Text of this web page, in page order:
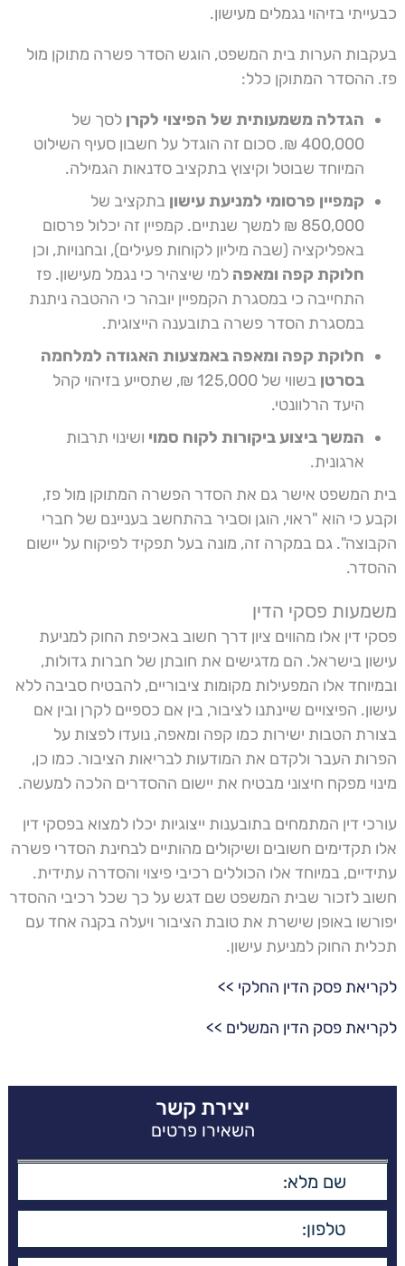
כבעייתי בזיהוי נגמלים מעישון.
בעקבות הערות בית המשפט, הוגש הסדר פשרה מתוקן מול
פז. ההסדר המתוקן כלל:
הגדלה משמעותית של הפיצוי לקרן לסך של
400,000 ₪. סכום זה הוגדל על חשבון סעיף השילוט
המיוחד שבוטל וקיצוץ בתקציב סדנאות הגמילה.
קמפיין פרסומי למניעת עישון בתקציב של
850,000 ₪ למשך שנתיים. קמפיין זה יכלול פרסום
באפליקציה (שבה מיליון לקוחות פעילים), ובחנויות, וכן
חלוקת קפה ומאפה למי שיצהיר כי נגמל מעישון. פז
התחייבה כי במסגרת הקמפיין יובהר כי ההטבה ניתנת
במסגרת הסדר פשרה בתובענה הייצוגית.
חלוקת קפה ומאפה באמצעות האגודה למלחמה
בסרטן
בשווי של 125,000 ₪, שתסייע בזיהוי קהל
היעד הרלוונטי.
המשך ביצוע ביקורות לקוח סמוי ושינוי תרבות
ארגונית.
בית המשפט אישר גם את הסדר הפשרה המתוקן מול פז,
וקבע כי הוא "ראוי, הוגן וסביר בהתחשב בעניינם של חברי
הקבוצה". גם במקרה זה, מונה בעל תפקיד לפיקוח על יישום
ההסדר.
משמעות פסקי הדין
פסקי דין אלו מהווים ציון דרך חשוב באכיפת החוק למניעת
עישון בישראל. הם מדגישים את חובתן של חברות גדולות,
ובמיוחד אלו המפעילות מקומות ציבוריים, להבטיח סביבה ללא
עישון. הפיצויים שיינתנו לציבור, בין אם כספיים לקרן ובין אם
בצורת הטבות ישירות כמו קפה ומאפה, נועדו לפצות על
הפרות העבר ולקדם את המודעות לבריאות הציבור. כמו כן,
מינוי מפקח חיצוני מבטיח את יישום ההסדרים הלכה למעשה.
עורכי דין המתמחים בתובענות ייצוגיות יכלו למצוא בפסקי דין
אלו תקדימים חשובים ושיקולים מהותיים לבחינת הסדרי פשרה
עתידיים, במיוחד אלו הכוללים רכיבי פיצוי והסדרה עתידית.
חשוב לזכור שבית המשפט שם דגש על כך שכל רכיבי ההסדר
יפורשו באופן שישרת את טובת הציבור ויעלה בקנה אחד עם
תכלית החוק למניעת עישון.
לקריאת פסק הדין החלקי >>
לקריאת פסק הדין המשלים >>
יצירת קשר
השאירו פרטים